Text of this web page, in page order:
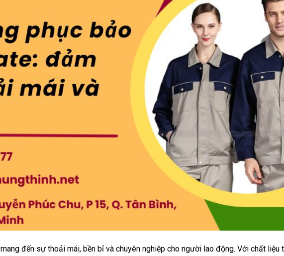
mang đến sự thoải mái, bền bỉ và chuyên nghiệp cho người lao động. Với chất liệu